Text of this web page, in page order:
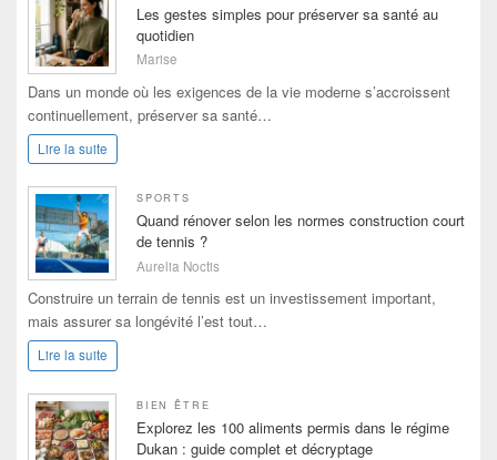
Les gestes simples pour préserver sa santé au
quotidien
Marise
Dans un monde où les exigences de la vie moderne s’accroissent
continuellement, préserver sa santé…
Lire la suite
SPORTS
Quand rénover selon les normes construction court
de tennis ?
Aurelia Noctis
Construire un terrain de tennis est un investissement important,
mais assurer sa longévité l’est tout…
Lire la suite
BIEN ÊTRE
Explorez les 100 aliments permis dans le régime
Dukan : guide complet et décryptage